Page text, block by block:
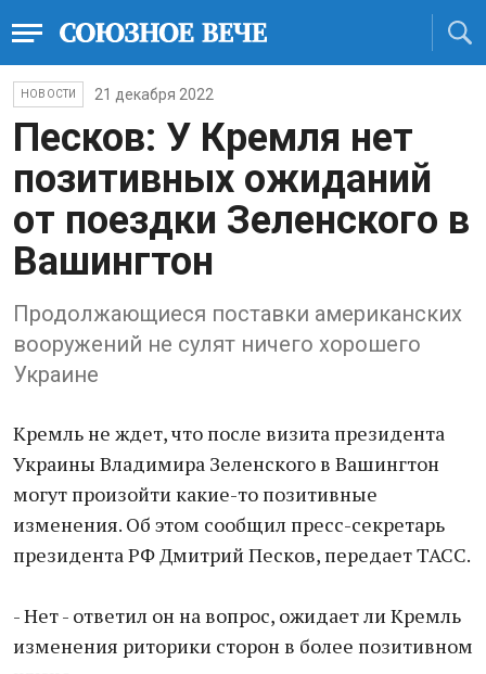
НОВОСТИ 21 декабря 2022
Песков: У Кремля нет
позитивных ожиданий
от поездки Зеленского в
Вашингтон
Продолжающиеся поставки американских
вооружений не сулят ничего хорошего
Украине
Кремль не ждет, что после визита президента
Украины Владимира Зеленского в Вашингтон
могут произойти какие-то позитивные
изменения. Об этом сообщил пресс-секретарь
президента РФ Дмитрий Песков, передает ТАСС.
- Нет - ответил он на вопрос, ожидает ли Кремль
изменения риторики сторон в более позитивном